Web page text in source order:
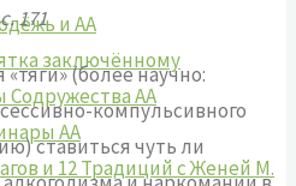
и АА
заключённому
АА
АА
и 12 Традиций с Женей М.
171
(более научно:
компульсивного
ставиться чуть ли